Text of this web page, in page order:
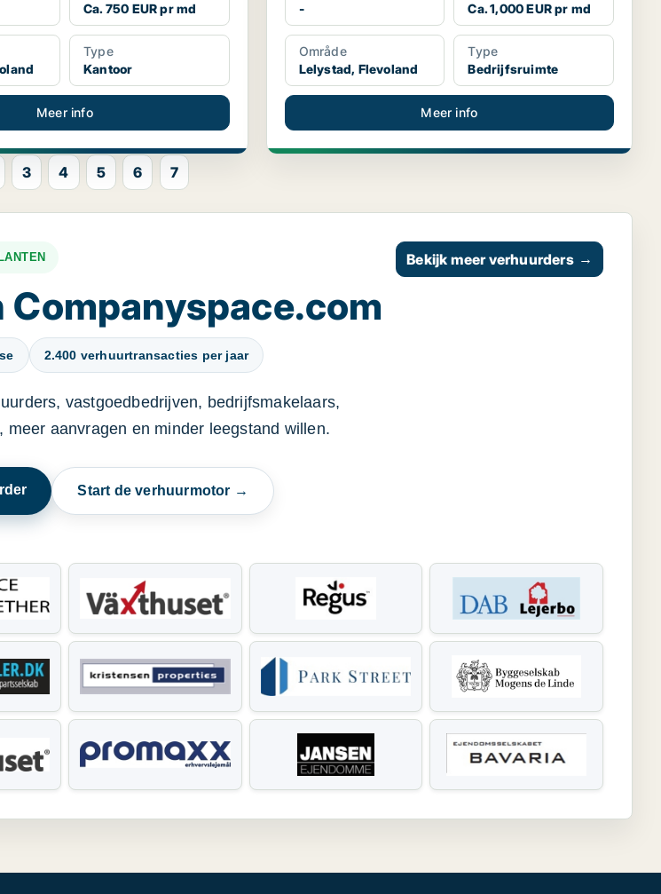
Ca. 750 EUR pr md
Type
Kantoor
Meer info
-
Ca. 1,000 EUR pr md
Område
Lelystad, Flevoland
Type
Bedrijfsruimte
Meer info
3 4 5 6 7
2.400 verhuurtransacties per jaar
vastgoedbedrijven, bedrijfsmakelaars,
aanvragen en minder leegstand willen.
Start de verhuurmotor →
Bekijk meer verhuurders →